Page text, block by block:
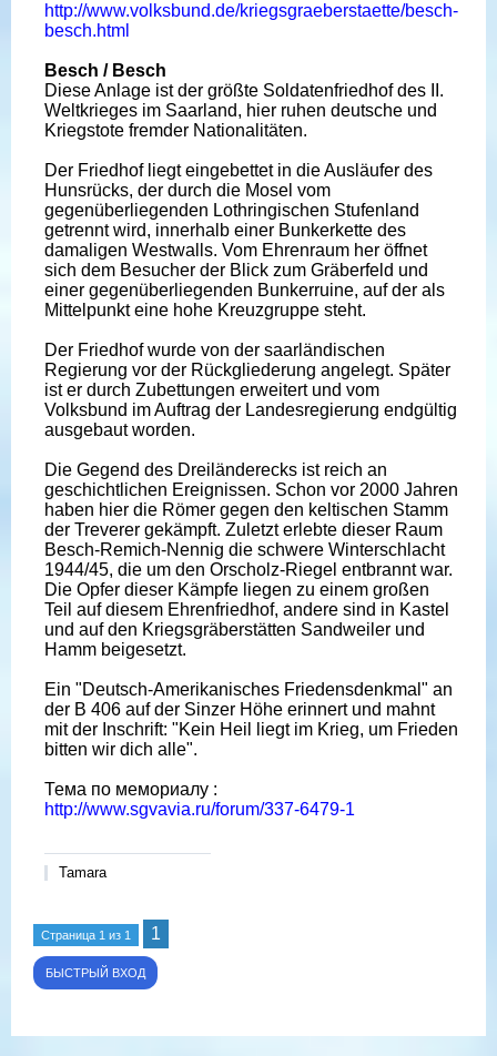
http://www.volksbund.de/kriegsgraeberstaette/besch-
besch.html
Besch / Besch
Diese Anlage ist der größte Soldatenfriedhof des II.
Weltkrieges im Saarland, hier ruhen deutsche und
Kriegstote fremder Nationalitäten.
Der Friedhof liegt eingebettet in die Ausläufer des
Hunsrücks, der durch die Mosel vom
gegenüberliegenden Lothringischen Stufenland
getrennt wird, innerhalb einer Bunkerkette des
damaligen Westwalls. Vom Ehrenraum her öffnet
sich dem Besucher der Blick zum Gräberfeld und
einer gegenüberliegenden Bunkerruine, auf der als
Mittelpunkt eine hohe Kreuzgruppe steht.
Der Friedhof wurde von der saarländischen
Regierung vor der Rückgliederung angelegt. Später
ist er durch Zubettungen erweitert und vom
Volksbund im Auftrag der Landesregierung endgültig
ausgebaut worden.
Die Gegend des Dreiländerecks ist reich an
geschichtlichen Ereignissen. Schon vor 2000 Jahren
haben hier die Römer gegen den keltischen Stamm
der Treverer gekämpft. Zuletzt erlebte dieser Raum
Besch-Remich-Nennig die schwere Winterschlacht
1944/45, die um den Orscholz-Riegel entbrannt war.
Die Opfer dieser Kämpfe liegen zu einem großen
Teil auf diesem Ehrenfriedhof, andere sind in Kastel
und auf den Kriegsgräberstätten Sandweiler und
Hamm beigesetzt.
Ein "Deutsch-Amerikanisches Friedensdenkmal" an
der B 406 auf der Sinzer Höhe erinnert und mahnt
mit der Inschrift: "Kein Heil liegt im Krieg, um Frieden
bitten wir dich alle".
Тема по мемориалу :
http://www.sgvavia.ru/forum/337-6479-1
Tamara
Страница 1 из 1 1